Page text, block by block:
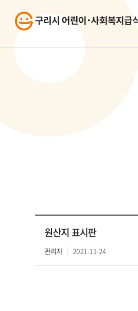
원산지 표시판
관리자 2021-11-24